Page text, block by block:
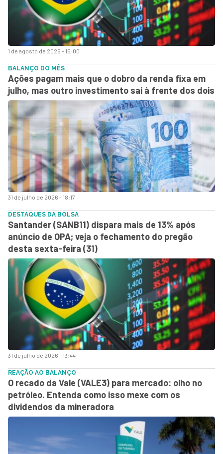
1 de agosto de 2026 - 15:00
31 de julho de 2026 - 18:17
BALANÇO DO MÊS
Ações pagam mais que o dobro da renda fixa em
julho, mas outro investimento sai à frente dos dois
31 de julho de 2026 - 13:44
DESTAQUES DA BOLSA
Santander (SANB11) dispara mais de 13% após
anúncio de OPA; veja o fechamento do pregão
desta sexta-feira (31)
REAÇÃO AO BALANÇO
O recado da Vale (VALE3) para mercado: olho no
petróleo. Entenda como isso mexe com os
dividendos da mineradora